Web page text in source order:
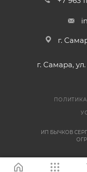
г.
г. Самара,
ИП БЫЧКОВ